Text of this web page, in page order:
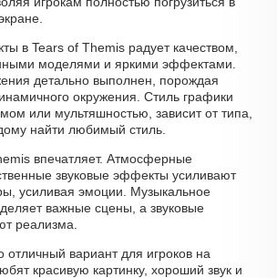
в Tears of Themis радует качеством,
моделями и яркими эффектами.
детально выполнен, порождая
окружения. Стиль графики
или мультяшностью, зависит от типа,
найти любимый стиль.
впечатляет. Атмосферные
звуковые эффекты усиливают
усиливая эмоции. Музыкальное
важные сцены, а звуковые
реализма.
отличный вариант для игроков на
красивую картинку, хороший звук и